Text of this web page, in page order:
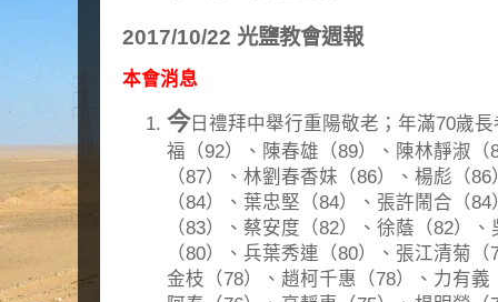
2017/10/22 光鹽教會週報
本會消息
今日禮拜中舉行重陽敬老；年滿70歲
福（92）、陳春雄（89）、陳林靜淑
（87）、林劉春香妹（86）、楊彪（
（84）、葉忠堅（84）、張許鬧合（
（83）、蔡安度（82）、徐蔭（82）
（80）、兵葉秀連（80）、張江清菊
金枝（78）、趙柯千惠（78）、力有